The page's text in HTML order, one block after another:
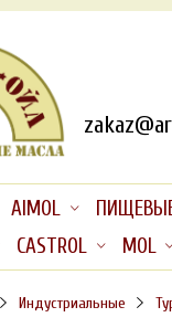
AIMOL
CASTROL MOL
Индустриальные